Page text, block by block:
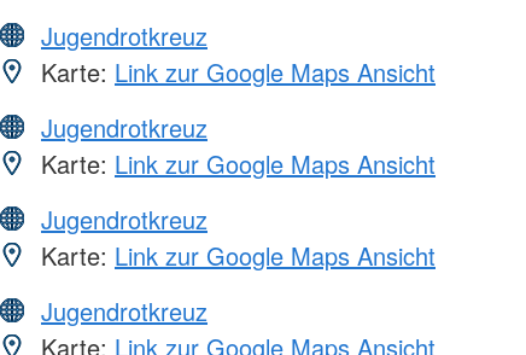
Jugendrotkreuz
Karte: Link zur Google Maps Ansicht
Jugendrotkreuz
Karte: Link zur Google Maps Ansicht
Jugendrotkreuz
Karte: Link zur Google Maps Ansicht
Jugendrotkreuz
Karte: Link zur Google Maps Ansicht